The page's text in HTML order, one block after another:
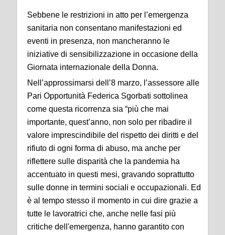
Sebbene le restrizioni in atto per l’emergenza
sanitaria non consentano manifestazioni ed
eventi in presenza, non mancheranno le
iniziative di sensibilizzazione in occasione della
Giornata internazionale della Donna.
Nell’approssimarsi dell’8 marzo, l’assessore alle
Pari Opportunità Federica Sgorbati sottolinea
come questa ricorrenza sia “più che mai
importante, quest’anno, non solo per ribadire il
valore imprescindibile del rispetto dei diritti e del
rifiuto di ogni forma di abuso, ma anche per
riflettere sulle disparità che la pandemia ha
accentuato in questi mesi, gravando soprattutto
sulle donne in termini sociali e occupazionali. Ed
è al tempo stesso il momento in cui dire grazie a
tutte le lavoratrici che, anche nelle fasi più
critiche dell'emergenza, hanno garantito con